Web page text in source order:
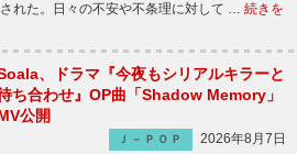
れた。日々の不安や不条理に対して … 続きを
、ドラマ『今夜もシリアルキラーと
ち合わせ』OP曲「Shadow Memory」
公開
Ｊ－ＰＯＰ
2026年8月7日